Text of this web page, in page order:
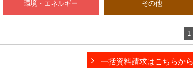
環境・エネルギー その他
1
一括資料請求はこちらから